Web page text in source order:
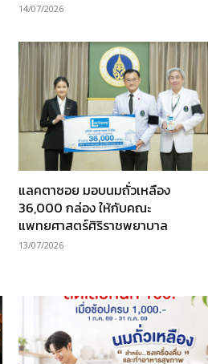
14/07/2026
แลคตาซอย มอบนมถั่วเหลือง
36,000 กล่อง ให้กับคณะ
แพทยศาสตร์ศิริราชพยาบาล
13/07/2026